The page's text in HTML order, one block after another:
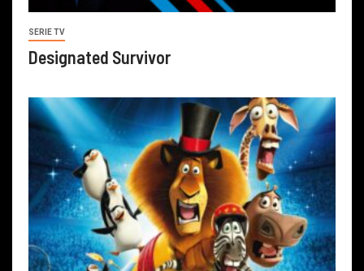
SERIE TV
Designated Survivor